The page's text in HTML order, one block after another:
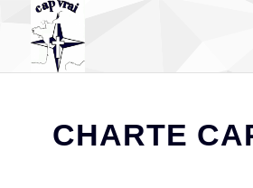
CHARTE